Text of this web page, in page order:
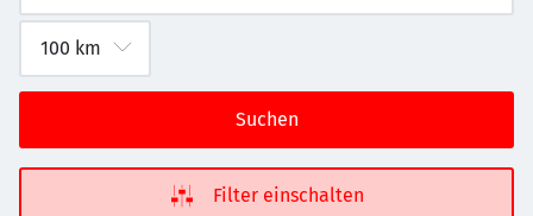
Suchen
Filter einschalten